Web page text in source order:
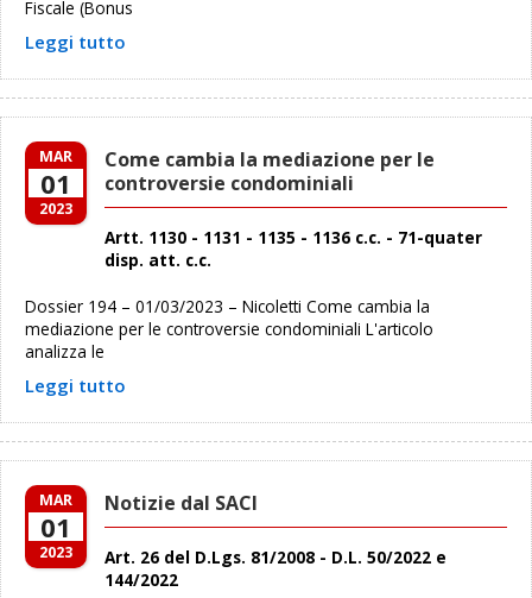
Fiscale (Bonus
Leggi tutto
MAR
01
2023
Come cambia la mediazione per le
controversie condominiali
Artt. 1130 - 1131 - 1135 - 1136 c.c. - 71-quater
disp. att. c.c.
Dossier 194 – 01/03/2023 – Nicoletti Come cambia la
mediazione per le controversie condominiali L'articolo
analizza le
Leggi tutto
MAR
01
2023
Notizie dal SACI
Art. 26 del D.Lgs. 81/2008 - D.L. 50/2022 e
144/2022